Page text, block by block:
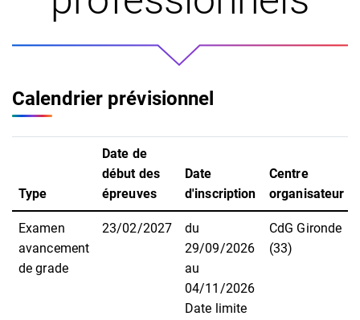
Calendrier prévisionnel
Type
Date de
début des
épreuves
Date
d'inscription
Centre
organisateur
Examen
avancement
de grade
23/02/2027
du
29/09/2026
au
04/11/2026
Date limite
CdG Gironde
(33)